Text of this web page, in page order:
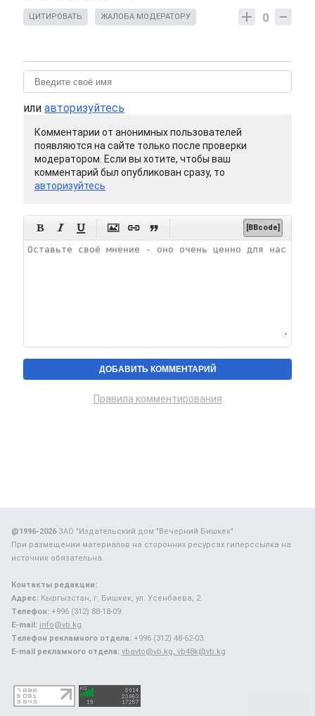
0
ЦИТИРОВАТЬ ЖАЛОБА МОДЕРАТОРУ
или авторизуйтесь
Комментарии от анонимных пользователей
появляются на сайте только после проверки
модератором. Если вы хотите, чтобы ваш
комментарий был опубликован сразу, то
авторизуйтесь
      [BBcode]
Правила комментирования
@1996-2026ЗАО "Издательский дом "Вечерний Бишкек"
При размещении материалов на сторонних ресурсах гиперссылка на
источник обязательна.
Контакты редакции:
Адрес: Кыргызстан, г. Бишкек, ул. Усенбаева, 2.
Телефон: +996 (312) 88-18-09.
E-mail: info@vb.kg
Телефон рекламного отдела: +996 (312) 48-62-03.
E-mail рекламного отдела: vbavto@vb.kg, vb48k@vb.kg